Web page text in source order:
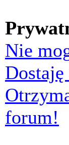
Nie
forum!